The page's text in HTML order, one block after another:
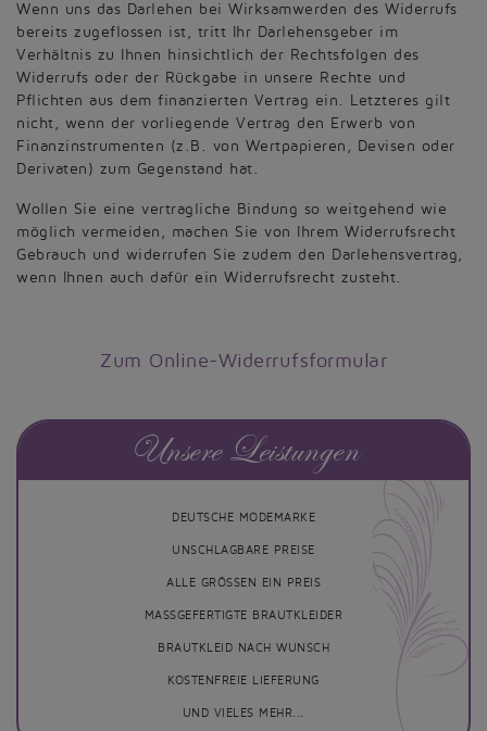
Wenn uns das Darlehen bei Wirksamwerden des Widerrufs
bereits zugeflossen ist, tritt Ihr Darlehensgeber im
Verhältnis zu Ihnen hinsichtlich der Rechtsfolgen des
Widerrufs oder der Rückgabe in unsere Rechte und
Pflichten aus dem finanzierten Vertrag ein. Letzteres gilt
nicht, wenn der vorliegende Vertrag den Erwerb von
Finanzinstrumenten (z.B. von Wertpapieren, Devisen oder
Derivaten) zum Gegenstand hat.
Wollen Sie eine vertragliche Bindung so weitgehend wie
möglich vermeiden, machen Sie von Ihrem Widerrufsrecht
Gebrauch und widerrufen Sie zudem den Darlehensvertrag,
wenn Ihnen auch dafür ein Widerrufsrecht zusteht.
Zum Online-Widerrufsformular
Unsere Leistungen
DEUTSCHE MODEMARKE
UNSCHLAGBARE PREISE
ALLE GRÖSSEN EIN PREIS
MASSGEFERTIGTE BRAUTKLEIDER
BRAUTKLEID NACH WUNSCH
KOSTENFREIE LIEFERUNG
UND VIELES MEHR...